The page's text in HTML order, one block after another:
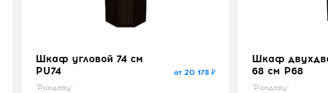
Шкаф угловой 74 см
PU74
"Рандеву"
от 20 178 ₽
Шкаф
68 см P68
"Рандеву"